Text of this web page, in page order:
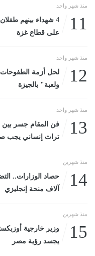
منذ شهر واحد
11
على قطاع غزة
منذ شهر واحد
12
ولعبة" بالجيزة
منذ شهر واحد
13
فن المقام جسر بين
تراث إنساني يجب
منذ شهرين
14
آلاف منحة إنجليزي
منذ شهرين
15
وزير خارجية
يجسد رؤية مصر